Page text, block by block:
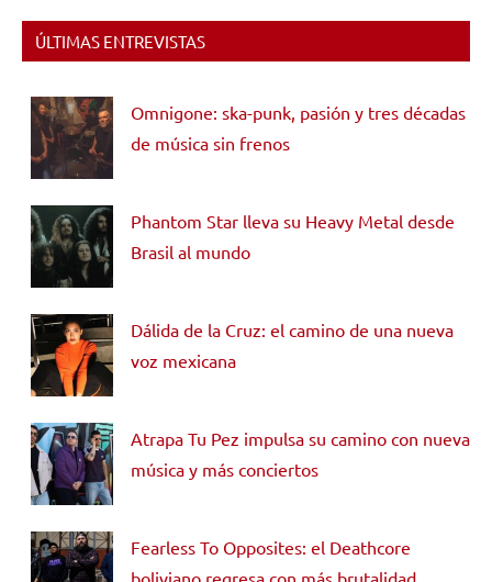
ÚLTIMAS ENTREVISTAS
Omnigone: ska-punk, pasión y tres décadas
de música sin frenos
Phantom Star lleva su Heavy Metal desde
Brasil al mundo
Dálida de la Cruz: el camino de una nueva
voz mexicana
Atrapa Tu Pez impulsa su camino con nueva
música y más conciertos
Fearless To Opposites: el Deathcore